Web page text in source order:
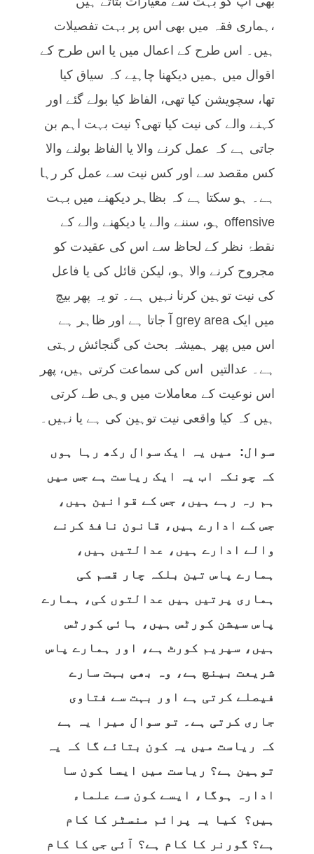
،ہماری فقہ میں بھی اس پر بہت تفصیلات
ہیں۔ اس طرح کے اعمال میں یا اس طرح کے
اقوال میں ہمیں دیکھنا چاہیے کہ سیاق کیا
تھا، سچویشن کیا تھی، الفاظ کیا بولے گئے اور
کہنے والے کی نیت کیا تھی؟ نیت بہت اہم بن
جاتی ہے کہ عمل کرنے والا یا الفاظ بولنے والا
کس مقصد سے اور کس نیت سے عمل کر رہا
ہے۔ ہو سکتا ہے کہ بظاہر دیکھنے میں بہت
offensive ہو، سننے والے یا دیکھنے والے کے
نقطۂ نظر کے لحاظ سے اس کی عقیدت کو
مجروح کرنے والا ہو، لیکن قائل کی یا فاعل
کی نیت توہین کرنا نہیں ہے۔ تو یہ پھر بیچ
میں ایک grey area آ جاتا ہے اور ظاہر ہے
اس میں پھر ہمیشہ بحث کی گنجائش رہتی
ہے۔ عدالتیں اس کی سماعت کرتی ہیں، پھر
اس نوعیت کے معاملات میں وہی طے کرتی
ہیں کہ کیا واقعی نیت توہین کی ہے یا نہیں۔
سوال: میں یہ ایک سوال رکھ رہا ہوں
کہ چونکہ اب یہ ایک ریاست ہے جس میں
ہم رہ رہے ہیں، جس کے قوانین ہیں،
جس کے ادارے ہیں، قانون نافذ کرنے
والے ادارے ہیں، عدالتیں ہیں،
ہمارے پاس تین بلکہ چار قسم کی
ہماری پرتیں ہیں عدالتوں کی، ہمارے
پاس سیشن کورٹس ہیں، ہائی کورٹس
ہیں، سپریم کورٹ ہے، اور ہمارے پاس
شریعت بینچ ہے، وہ بھی بہت سارے
فیصلے کرتی ہے اور بہت سے فتاوی
جاری کرتی ہے۔ تو سوال میرا یہ ہے
کہ ریاست میں یہ کون بتائے گا کہ یہ
توہین ہے؟ ریاست میں ایسا کون سا
ادارہ ہوگا، ایسے کون سے علماء
ہیں؟ کیا یہ پرائم منسٹر کا کام
ہے؟ گورنر کا کام ہے؟ آئی جی کا کام